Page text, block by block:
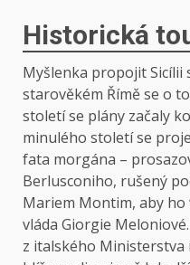
Historická
Myšlenka propojit Sicílii
starověkém Římě se o
století se plány začaly
minulého století se
fata morgána –
Berlusconiho, rušený
Mariem Montim, aby ho
vláda Giorgie
z italského